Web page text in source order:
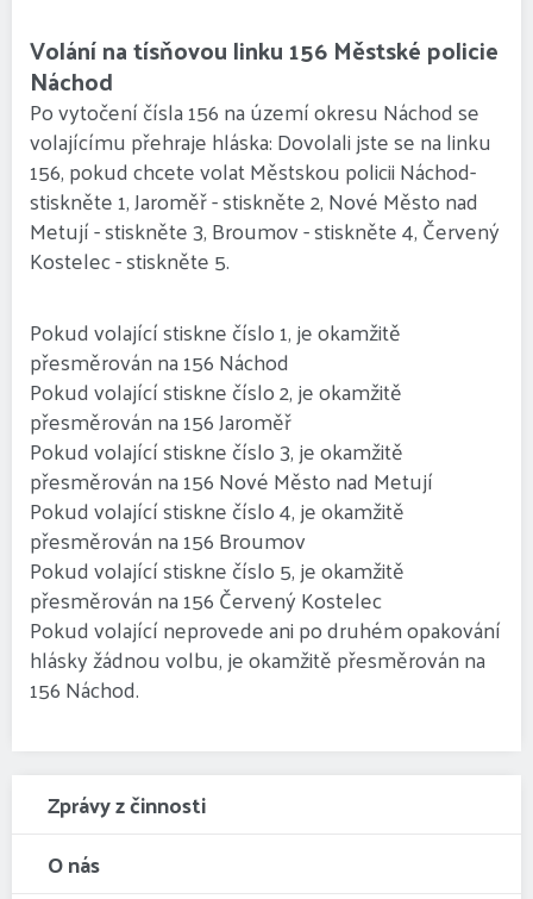
Volání na tísňovou linku 156 Městské policie
Náchod
Po vytočení čísla 156 na území okresu Náchod se
volajícímu přehraje hláska: Dovolali jste se na linku
156, pokud chcete volat Městskou policii Náchod-
stiskněte 1, Jaroměř - stiskněte 2, Nové Město nad
Metují - stiskněte 3, Broumov - stiskněte 4, Červený
Kostelec - stiskněte 5.
Pokud volající stiskne číslo 1, je okamžitě
přesměrován na 156 Náchod
Pokud volající stiskne číslo 2, je okamžitě
přesměrován na 156 Jaroměř
Pokud volající stiskne číslo 3, je okamžitě
přesměrován na 156 Nové Město nad Metují
Pokud volající stiskne číslo 4, je okamžitě
přesměrován na 156 Broumov
Pokud volající stiskne číslo 5, je okamžitě
přesměrován na 156 Červený Kostelec
Pokud volající neprovede ani po druhém opakování
hlásky žádnou volbu, je okamžitě přesměrován na
156 Náchod.
Zprávy z činnosti
O nás